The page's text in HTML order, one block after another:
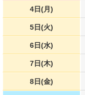
4日(月)
5日(火)
6日(水)
7日(木)
8日(金)